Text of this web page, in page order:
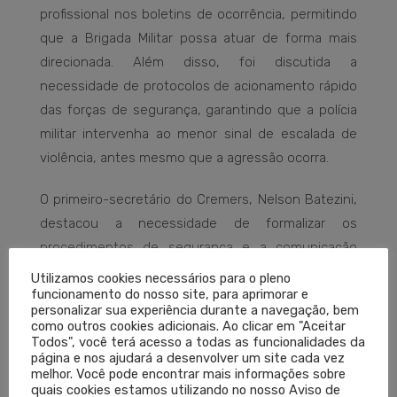
profissional nos boletins de ocorrência, permitindo
que a Brigada Militar possa atuar de forma mais
direcionada. Além disso, foi discutida a
necessidade de protocolos de acionamento rápido
das forças de segurança, garantindo que a polícia
militar intervenha ao menor sinal de escalada de
violência, antes mesmo que a agressão ocorra.
O primeiro-secretário do Cremers, Nelson Batezini,
destacou a necessidade de formalizar os
procedimentos de segurança e a comunicação
entre as instituições: “É importante que os
diretores técnicos das instituições orientem seus
médicos a fazerem o boletim de ocorrência para
termos estatísticas”, recomendou.
Para o Cremers, a naturalização da violência verbal
Utilizamos cookies necessários para o pleno
funcionamento do nosso site, para aprimorar e
personalizar sua experiência durante a navegação, bem
como outros cookies adicionais. Ao clicar em "Aceitar
Todos", você terá acesso a todas as funcionalidades da
página e nos ajudará a desenvolver um site cada vez
melhor. Você pode encontrar mais informações sobre
quais cookies estamos utilizando no nosso Aviso de